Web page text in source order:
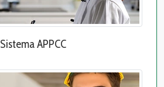
Sistema APPCC